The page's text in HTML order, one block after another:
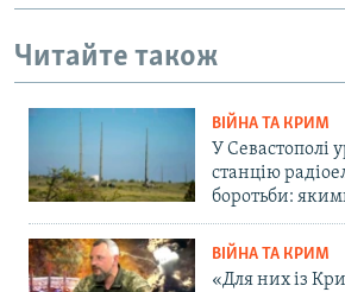
Читайте також
ВІЙНА ТА КРИМ
У Севастополі
станцію
боротьби:
ВІЙНА ТА КРИМ
«Для них із